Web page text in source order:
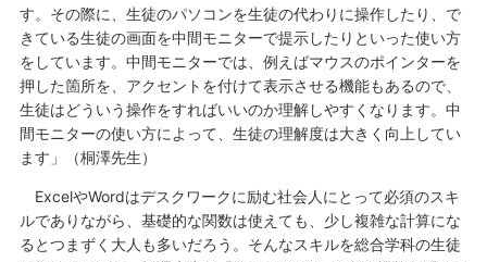
す。その際に、生徒のパソコンを生徒の代わりに操作したり、で
きている生徒の画面を中間モニターで提示したりといった使い方
をしています。中間モニターでは、例えばマウスのポインターを
押した箇所を、アクセントを付けて表示させる機能もあるので、
生徒はどういう操作をすればいいのか理解しやすくなります。中
間モニターの使い方によって、生徒の理解度は大きく向上してい
ます」（桐澤先生）
ExcelやWordはデスクワークに励む社会人にとって必須のスキ
ルでありながら、基礎的な関数は使えても、少し複雑な計算にな
るとつまずく大人も多いだろう。そんなスキルを総合学科の生徒